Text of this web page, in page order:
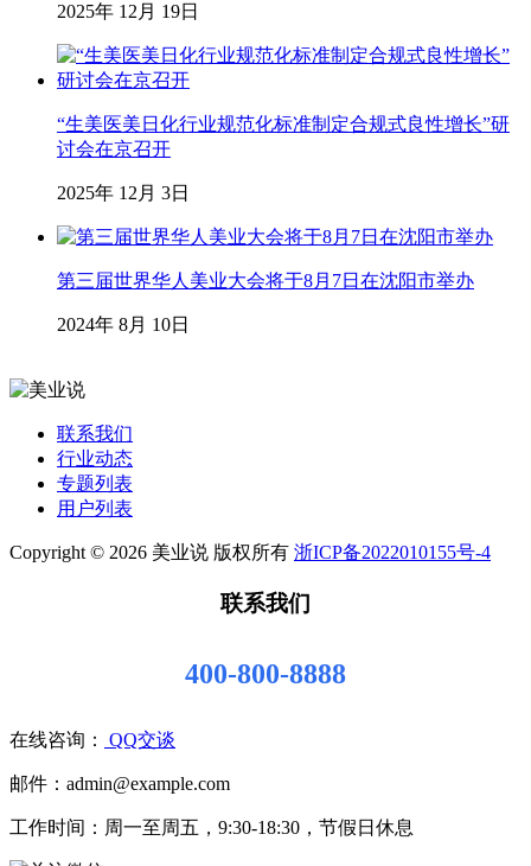
2025年 12月 19日
“生美医美日化行业规范化标准制定合规式良性增长”研
讨会在京召开
2025年 12月 3日
第三届世界华人美业大会将于8月7日在沈阳市举办
2024年 8月 10日
联系我们
行业动态
专题列表
用户列表
Copyright © 2026 美业说 版权所有 浙ICP备2022010155号-4
联系我们
400-800-8888
在线咨询： QQ交谈
邮件：admin@example.com
工作时间：周一至周五，9:30-18:30，节假日休息